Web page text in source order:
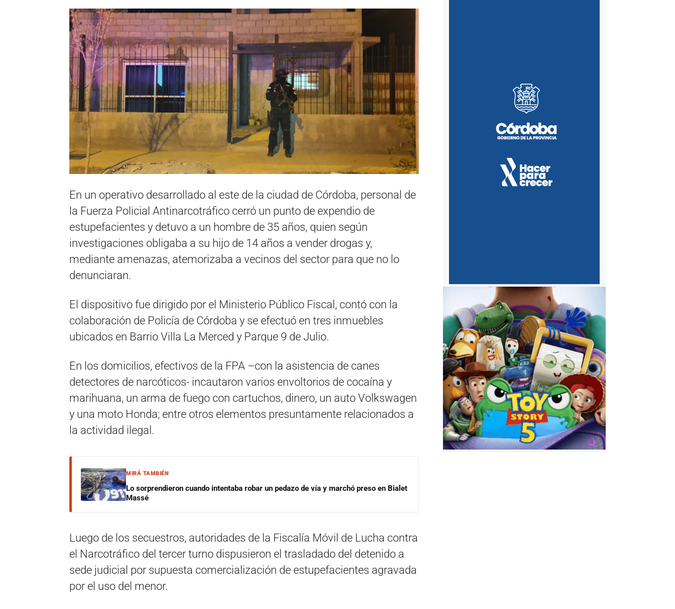
En un operativo desarrollado al este de la ciudad de Córdoba, personal de
la Fuerza Policial Antinarcotráfico cerró un punto de expendio de
estupefacientes y detuvo a un hombre de 35 años, quien según
investigaciones obligaba a su hijo de 14 años a vender drogas y,
mediante amenazas, atemorizaba a vecinos del sector para que no lo
denunciaran.
El dispositivo fue dirigido por el Ministerio Público Fiscal, contó con la
colaboración de Policía de Córdoba y se efectuó en tres inmuebles
ubicados en Barrio Villa La Merced y Parque 9 de Julio.
En los domicilios, efectivos de la FPA –con la asistencia de canes
detectores de narcóticos- incautaron varios envoltorios de cocaína y
marihuana, un arma de fuego con cartuchos, dinero, un auto Volkswagen
y una moto Honda; entre otros elementos presuntamente relacionados a
la actividad ilegal.
MIRÁ TAMBIÉN
Lo sorprendieron cuando intentaba robar un pedazo de vía y marchó preso en Bialet
Massé
Luego de los secuestros, autoridades de la Fiscalía Móvil de Lucha contra
el Narcotráfico del tercer turno dispusieron el trasladado del detenido a
sede judicial por supuesta comercialización de estupefacientes agravada
por el uso del menor.